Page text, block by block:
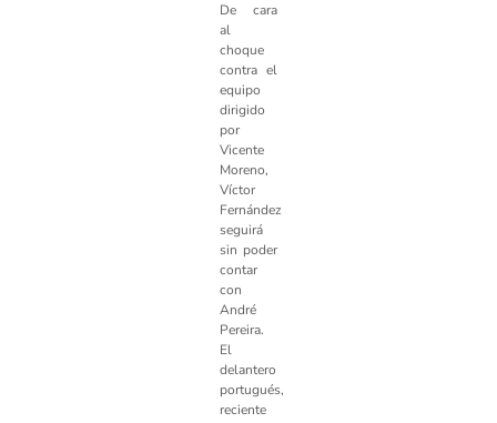
De cara
al
choque
contra el
equipo
dirigido
por
Vicente
Moreno,
Víctor
Fernández
seguirá
sin poder
contar
con
André
Pereira.
El
delantero
portugués,
reciente